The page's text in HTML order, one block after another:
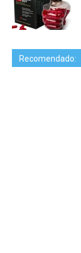
Recomendado: